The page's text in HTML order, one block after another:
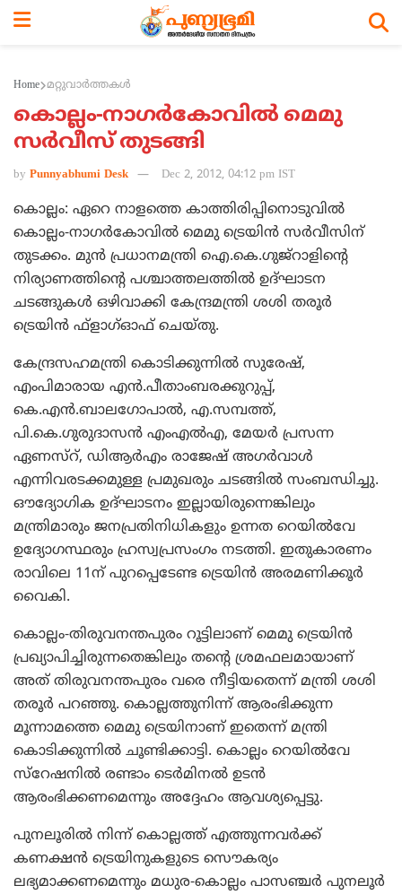
Home മറ്റുവാര്‍ത്തകള്‍
കൊല്ലം-നാഗര്‍കോവില്‍ മെമു
സര്‍വീസ് തുടങ്ങി
by Punnyabhumi Desk Dec 2, 2012, 04:12 pm IST
കൊല്ലം: ഏറെ നാളത്തെ കാത്തിരിപ്പിനൊടുവില്‍
കൊല്ലം-നാഗര്‍കോവില്‍ മെമു ട്രെയിന്‍ സര്‍വീസിന്
തുടക്കം. മുന്‍ പ്രധാനമന്ത്രി ഐ.കെ.ഗുജ്റാളിന്റെ
നിര്യാണത്തിന്റെ പശ്ചാത്തലത്തില്‍ ഉദ്ഘാടന
ചടങ്ങുകള്‍ ഒഴിവാക്കി കേന്ദ്രമന്ത്രി ശശി തരൂര്‍
ട്രെയിന്‍ ഫ്ളാഗ്ഓഫ് ചെയ്തു.
കേന്ദ്രസഹമന്ത്രി കൊടിക്കുന്നില്‍ സുരേഷ്,
എംപിമാരായ എന്‍.പീതാംബരക്കുറുപ്പ്,
കെ.എന്‍.ബാലഗോപാല്‍, എ.സമ്പത്ത്,
പി.കെ.ഗുരുദാസന്‍ എംഎല്‍എ, മേയര്‍ പ്രസന്ന
ഏണസ്റ്, ഡിആര്‍എം രാജേഷ് അഗര്‍വാള്‍
എന്നിവരടക്കമുള്ള പ്രമുഖരും ചടങ്ങില്‍ സംബന്ധിച്ചു.
ഔദ്യോഗിക ഉദ്ഘാടനം ഇല്ലായിരുന്നെങ്കിലും
മന്ത്രിമാരും ജനപ്രതിനിധികളും ഉന്നത റെയില്‍വേ
ഉദ്യോഗസ്ഥരും ഹ്രസ്വപ്രസംഗം നടത്തി. ഇതുകാരണം
രാവിലെ 11ന് പുറപ്പെടേണ്ട ട്രെയിന്‍ അരമണിക്കൂര്‍
വൈകി.
കൊല്ലം-തിരുവനന്തപുരം റൂട്ടിലാണ് മെമു ട്രെയിന്‍
പ്രഖ്യാപിച്ചിരുന്നതെങ്കിലും തന്റെ ശ്രമഫലമായാണ്
അത് തിരുവനന്തപുരം വരെ നീട്ടിയതെന്ന് മന്ത്രി ശശി
തരൂര്‍ പറഞ്ഞു. കൊല്ലത്തുനിന്ന് ആരംഭിക്കുന്ന
മൂന്നാമത്തെ മെമു ട്രെയിനാണ് ഇതെന്ന് മന്ത്രി
കൊടിക്കുന്നില്‍ ചൂണ്ടിക്കാട്ടി. കൊല്ലം റെയില്‍വേ
സ്റേഷനില്‍ രണ്ടാം ടെര്‍മിനല്‍ ഉടന്‍
ആരംഭിക്കണമെന്നും അദ്ദേഹം ആവശ്യപ്പെട്ടു.
പുനലൂരില്‍ നിന്ന് കൊല്ലത്ത് എത്തുന്നവര്‍ക്ക്
കണക്ഷന്‍ ട്രെയിനുകളുടെ സൌകര്യം
ലഭ്യമാക്കണമെന്നും മധുര-കൊല്ലം പാസഞ്ചര്‍ പുനലൂര്‍